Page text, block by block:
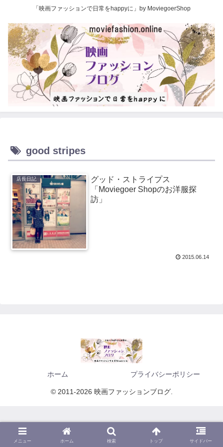
「映画ファッションで日常をhappyに」by MoviegoerShop
good stripes
店長日記
グッド・ストライプス
「Moviegoer Shopのお洋服探
訪」
2015.06.14
ホーム プライバシーポリシー
© 2011-2026 映画ファッションブログ.
メニュー ホーム 検索 トップ サイドバー